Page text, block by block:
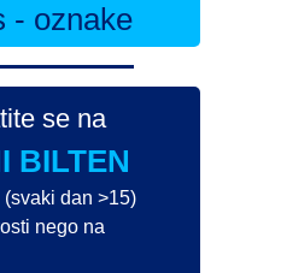
- oznake
se na
BILTEN
(svaki dan >15)
nego na